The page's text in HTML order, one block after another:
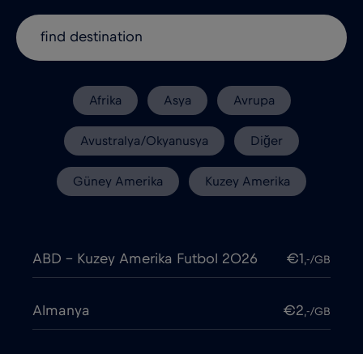
Afrika Asya Avrupa
Avustralya/Okyanusya Diğer
Güney Amerika Kuzey Amerika
ABD - Kuzey Amerika Futbol 2026 €1 ,-/GB
Almanya €2,-/GB